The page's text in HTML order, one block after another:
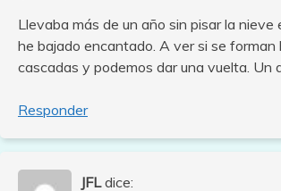
Llevaba más de un año sin pisar la nieve
he bajado encantado. A ver si se forman
cascadas y podemos dar una vuelta. Un
Responder
JFL dice: